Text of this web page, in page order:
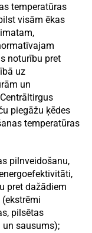
temperatūras
visām ēkas
noturību pret
uz
un
piegāžu ķēdes
temperatūras
pilnveidošanu,
pret dažādiem
pilsētas
sausums);